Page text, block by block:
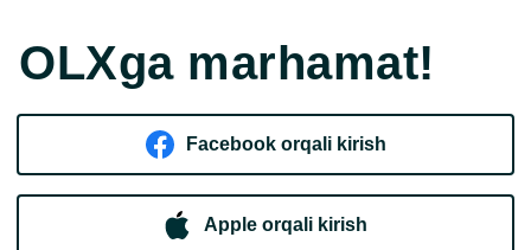
OLXga marhamat!
Facebook orqali kirish​
Apple orqali kirish